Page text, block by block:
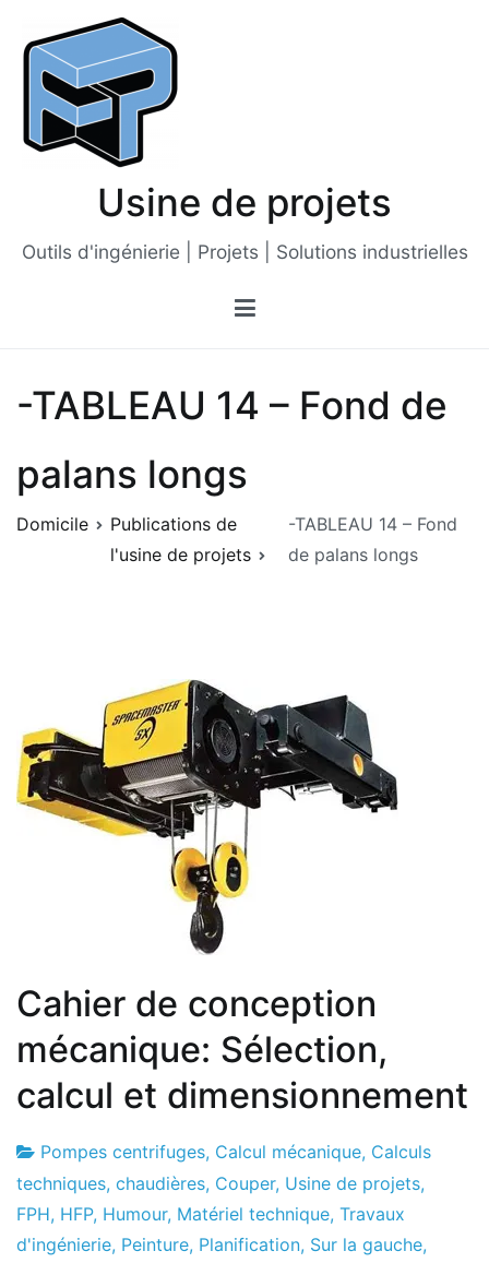
contenu
Usine de projets
Outils d'ingénierie | Projets | Solutions industrielles
-TABLEAU 14 – Fond de
palans longs
Domicile
Publications de
l'usine de projets
-TABLEAU 14 – Fond
de palans longs
Cahier de conception
mécanique: Sélection,
calcul et dimensionnement
Usine
de
projets
7
le
décembre
Pompes centrifuges, Calcul mécanique, Calculs
techniques, chaudières, Couper, Usine de projets,
FPH, HFP, Humour, Matériel technique, Travaux
d'ingénierie, Peinture, Planification, Sur la gauche,